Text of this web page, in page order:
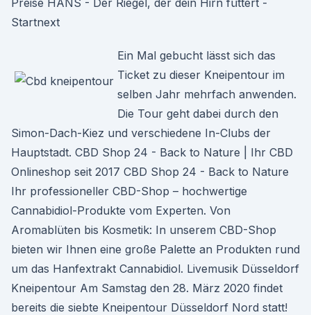
Preise HANS - Der Riegel, der dein Hirn füttert -
Startnext
Ein Mal gebucht lässt sich das
Ticket zu dieser Kneipentour im
selben Jahr mehrfach anwenden.
Die Tour geht dabei durch den
Simon-Dach-Kiez und verschiedene In-Clubs der
Hauptstadt. CBD Shop 24 - Back to Nature | Ihr CBD
Onlineshop seit 2017 CBD Shop 24 - Back to Nature
Ihr professioneller CBD-Shop – hochwertige
Cannabidiol-Produkte vom Experten. Von
Aromablüten bis Kosmetik: In unserem CBD-Shop
bieten wir Ihnen eine große Palette an Produkten rund
um das Hanfextrakt Cannabidiol. Livemusik Düsseldorf
Kneipentour Am Samstag den 28. März 2020 findet
bereits die siebte Kneipentour Düsseldorf Nord statt!